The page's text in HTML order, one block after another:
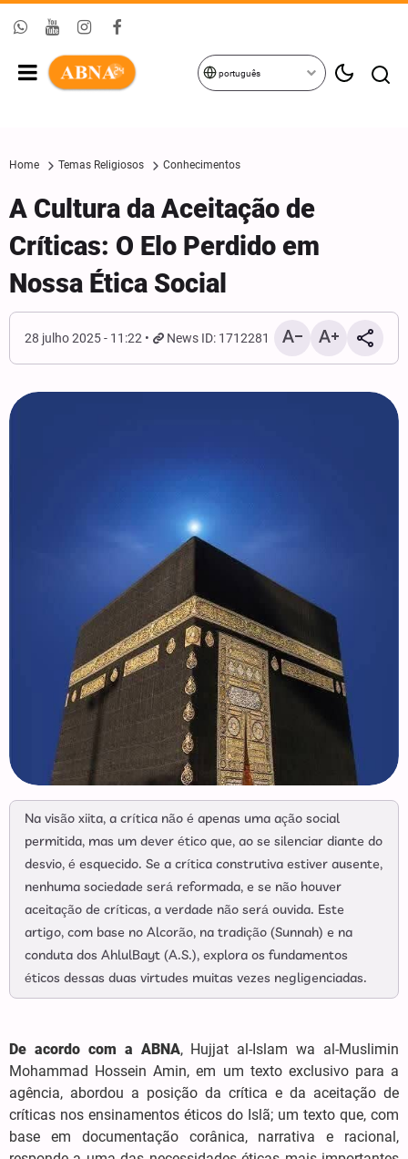
português
Home Temas Religiosos Conhecimentos
A Cultura da Aceitação de
Críticas: O Elo Perdido em
Nossa Ética Social
28 julho 2025 - 11:22 News ID: 1712281
Na visão xiita, a crítica não é apenas uma ação social
permitida, mas um dever ético que, ao se silenciar diante do
desvio, é esquecido. Se a crítica construtiva estiver ausente,
nenhuma sociedade será reformada, e se não houver
aceitação de críticas, a verdade não será ouvida. Este
artigo, com base no Alcorão, na tradição (Sunnah) e na
conduta dos AhlulBayt (A.S.), explora os fundamentos
éticos dessas duas virtudes muitas vezes negligenciadas.
De acordo com a ABNA, Hujjat al-Islam wa al-Muslimin
Mohammad Hossein Amin, em um texto exclusivo para a
agência, abordou a posição da crítica e da aceitação de
críticas nos ensinamentos éticos do Islã; um texto que, com
base em documentação corânica, narrativa e racional,